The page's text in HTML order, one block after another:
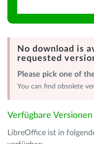
No download is
requested
Please pick one of
You can find obsolete
Verfügbare Versionen
LibreOffice ist in